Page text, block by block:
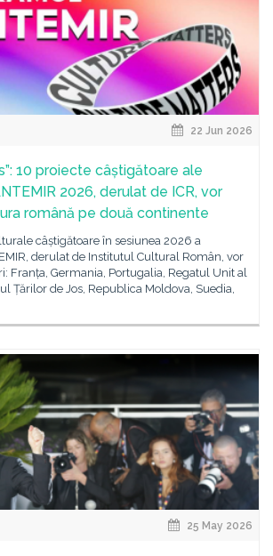
22 Jun 2026
10 proiecte câștigătoare ale
2026, derulat de ICR, vor
română pe două continente
câștigătoare în sesiunea 2026 a
derulat de Institutul Cultural Român, vor
Franța, Germania, Portugalia, Regatul Unit al
Țărilor de Jos, Republica Moldova, Suedia,
25 May 2026